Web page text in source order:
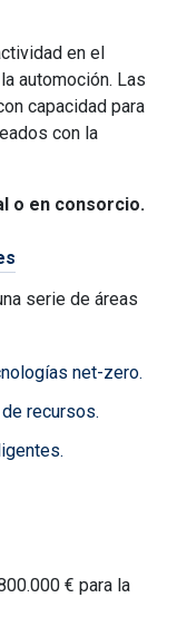
en el
automoción. Las
capacidad para
con la
o en consorcio.
serie de áreas
net-zero.
recursos.
€ para la